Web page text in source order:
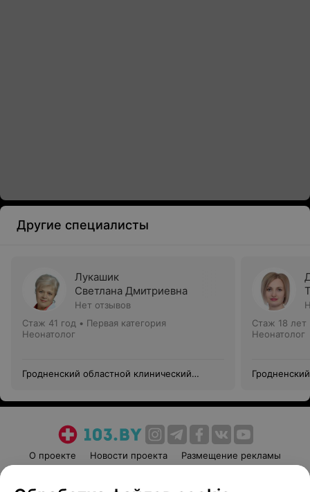
Другие специалисты
Лукашик
Светлана Дмитриевна
Нет отзывов
Стаж 41 год • Первая категория
Неонатолог
Гродненский областной клинический
Стаж 18 лет
Неонатолог
О проекте Новости проекта
Размещение рекламы